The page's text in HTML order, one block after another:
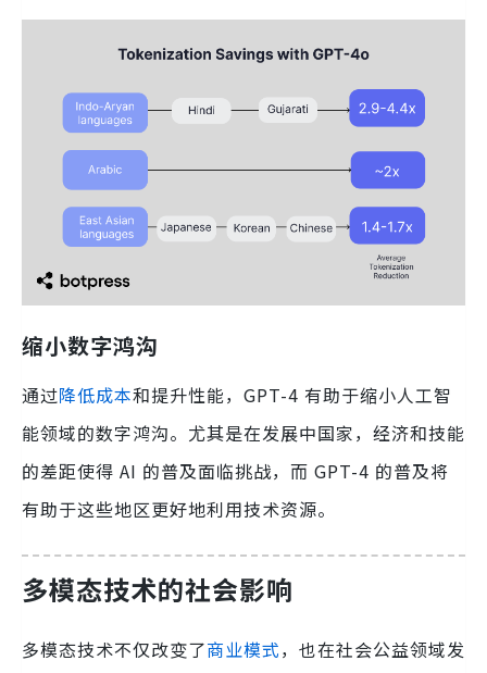
缩小数字鸿沟
通过降低成本和提升性能，GPT-4 有助于缩小人工智
能领域的数字鸿沟。尤其是在发展中国家，经济和技能
的差距使得 AI 的普及面临挑战，而 GPT-4 的普及将
有助于这些地区更好地利用技术资源。
多模态技术的社会影响
多模态技术不仅改变了商业模式，也在社会公益领域发